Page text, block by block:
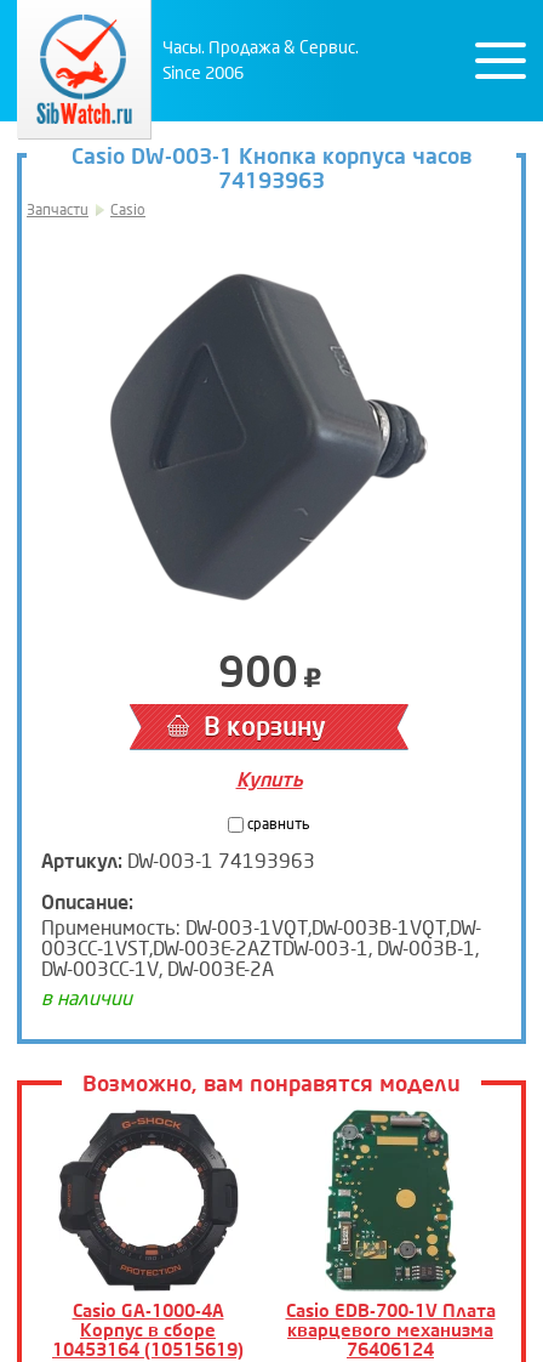
Часы. Продажа & Сервис.
Since 2006
Casio DW-003-1 Кнопка корпуса часов
74193963
Запчасти Casio
900
В корзину
Купить
сравнить
Артикул: DW-003-1 74193963
Описание:
Применимость: DW-003-1VQT,DW-003B-1VQT,DW-
003CC-1VST,DW-003E-2AZTDW-003-1, DW-003B-1,
DW-003CC-1V, DW-003E-2A
в наличии
Возможно, вам понравятся модели
Casio GA-1000-4A
Корпус в сборе
10453164 (10515619)
Casio EDB-700-1V Плата
кварцевого механизма
76406124